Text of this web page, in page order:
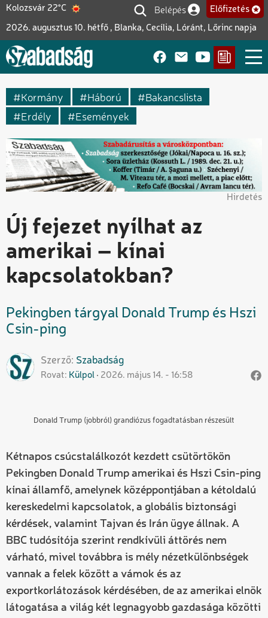
Ugrás
tartalomra
Kolozsvár 22°C
2026. augusztus 10. hétfő , Blanka, Cecília, Lóránt, Lőrinc napja
Felhasználói fiók
Belépés Előfizetés
Kormány Háború
Bakancslista
Erdély
Események
Hirdetés
Új fejezet nyílhat az
amerikai – kínai
kapcsolatokban?
Pekingben tárgyal Donald Trump és Hszi
Csin-ping
Szerző Szabadság
Rovat Külpol 2026. május 14. - 16:58
Donald Trump (jobbról) grandiózus fogadtatásban részesült
Kétnapos csúcstalálkozót kezdett csütörtökön
Pekingben Donald Trump amerikai és Hszi Csin-ping
kínai államfő, amelynek középpontjában a kétoldalú
kereskedelmi kapcsolatok, a globális biztonsági
kérdések, valamint Tajvan és Irán ügye állnak. A
BBC tudósítója szerint rendkívüli áttörés nem
várható, mivel továbbra is mély nézetkülönbségek
vannak a felek között a vámok és az
exportkorlátozások kérdésében, de az amerikai elnök
látogatása a világ két legnagyobb gazdasága közötti